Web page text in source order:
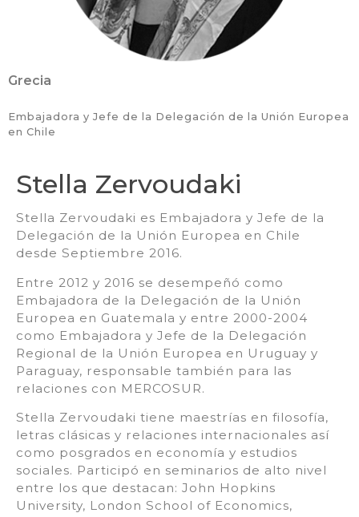
Grecia
Embajadora y Jefe de la Delegación de la Unión Europea
en Chile
Stella Zervoudaki
Stella Zervoudaki es Embajadora y Jefe de la
Delegación de la Unión Europea en Chile
desde Septiembre 2016.
Entre 2012 y 2016 se desempeñó como
Embajadora de la Delegación de la Unión
Europea en Guatemala y entre 2000-2004
como Embajadora y Jefe de la Delegación
Regional de la Unión Europea en Uruguay y
Paraguay, responsable también para las
relaciones con MERCOSUR.
Stella Zervoudaki tiene maestrías en filosofía,
letras clásicas y relaciones internacionales así
como posgrados en economía y estudios
sociales. Participó en seminarios de alto nivel
entre los que destacan: John Hopkins
University, London School of Economics,